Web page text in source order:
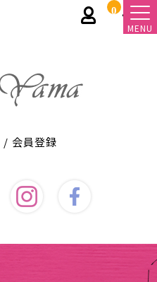
0
MENU
/ 会員登録